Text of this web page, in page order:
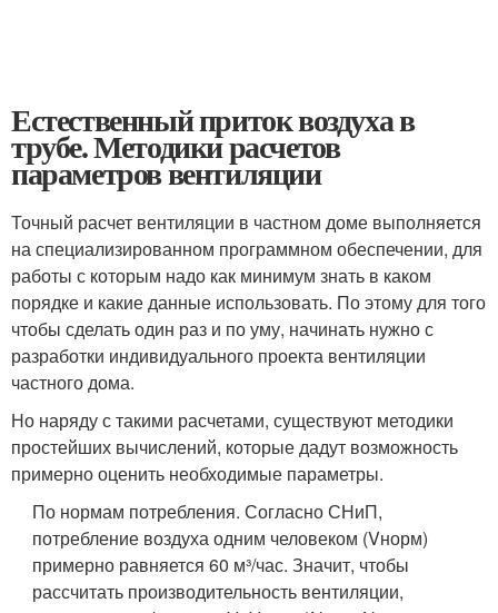
Естественный приток воздуха в
трубе. Методики расчетов
параметров вентиляции
Точный расчет вентиляции в частном доме выполняется
на специализированном программном обеспечении, для
работы с которым надо как минимум знать в каком
порядке и какие данные использовать. По этому для того
чтобы сделать один раз и по уму, начинать нужно с
разработки индивидуального проекта вентиляции
частного дома.
Но наряду с такими расчетами, существуют методики
простейших вычислений, которые дадут возможность
примерно оценить необходимые параметры.
По нормам потребления. Согласно СНиП,
потребление воздуха одним человеком (Vнорм)
примерно равняется 60 м³/час. Значит, чтобы
рассчитать производительность вентиляции,